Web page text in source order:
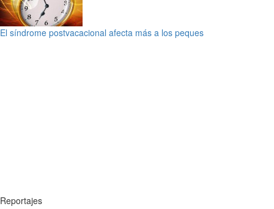
El síndrome postvacacional afecta más a los peques
Reportajes